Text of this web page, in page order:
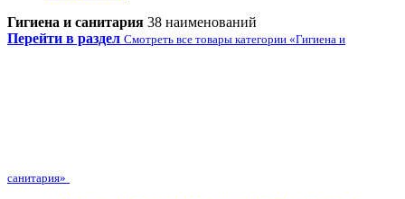
Гигиена и санитария 38 наименований
Перейти в раздел Смотреть все товары категории «Гигиена и
санитария»